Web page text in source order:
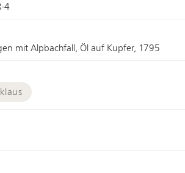
4
mit Alpbachfall, Öl auf Kupfer, 1795